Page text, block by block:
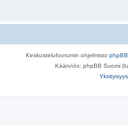
Keskustelufoorumin ohjelmisto phpBB
Käännös: phpBB Suomi
Yksityisyys